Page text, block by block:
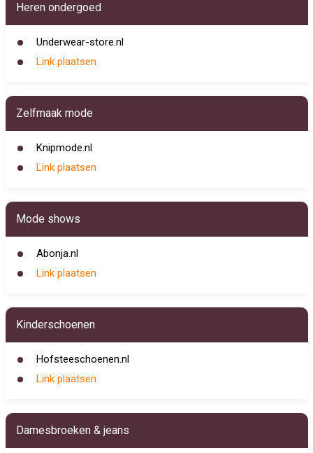
Heren ondergoed
Underwear-store.nl
Link plaatsen
Zelfmaak mode
Knipmode.nl
Link plaatsen
Mode shows
Abonja.nl
Link plaatsen
Kinderschoenen
Hofsteeschoenen.nl
Link plaatsen
Damesbroeken & jeans